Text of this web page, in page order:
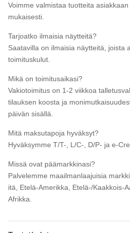
Voimme valmistaa tuotteita
mukaisesti.
Tarjoatko ilmaisia ​​näytteitä?
Saatavilla on ilmaisia ​​näytteitä, joista
toimituskulut.
Mikä on toimitusaikasi?
Vakiotoimitus on 1-2 viikkoa
tilauksen koosta ja
päivän sisällä.
Mitä maksutapoja hyväksyt?
Hyväksymme T/T-, L/C-, D/P- ja e-
Missä ovat päämarkkinasi?
Palvelemme maailmanlaajuisia
itä, Etelä-Amerikka, Etelä-/Kaakkois-
Afrikka.